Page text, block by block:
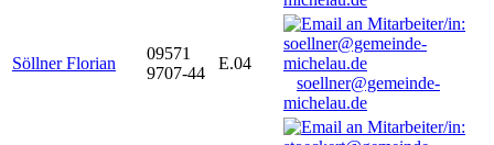
Söllner Florian
09571
9707-44
E.04
soellner@gemeinde-
michelau.de